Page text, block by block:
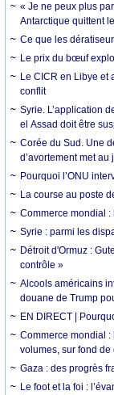
« Je ne peux plus
Antarctique quittent
Ce que les
Le prix du bœuf
Le CICR en Libye et
conflit
Syrie. L’application
el Assad doit être
Corée du Sud. Une
d’avortement met
Pourquoi l’ONU
La course au poste
Commerce mondial
Syrie : parmi les
Détroit d'Ormuz :
contrôle »
Alcools américains
douane de Trump
EN DIRECT |
Commerce mondial
volumes, sur fond
Gaza : des progrès
Le foot et la foi :